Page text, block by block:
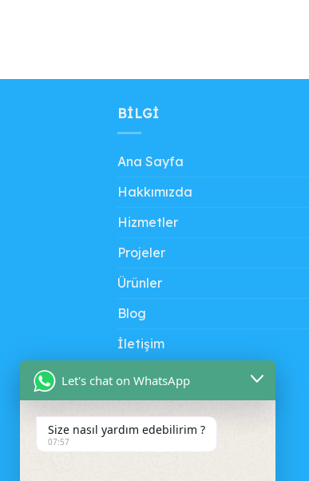
BILGI
Ana Sayfa
Hakkımızda
Hizmetler
Projeler
Ürünler
Blog
İletişim
Let's chat on WhatsApp
Size nasıl yardım edebilirim ?
07:57